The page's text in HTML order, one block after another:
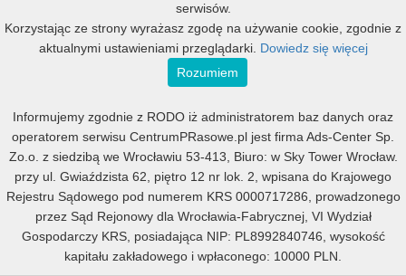
Mondial Assistance pomoże swoim klientom
posiadającym auta elektryczne, gdy wyczerpie
[ czytaj więcej ]
Zadbaj o dobry pakiet assistance
newss
2020-05-29 11:17:00
serwisów.
Korzystając ze strony wyrażasz zgodę na używanie cookie, zgodnie z
aktualnymi ustawieniami przeglądarki. Dowiedz się więcej
Rozumiem
Informujemy zgodnie z RODO iż administratorem baz danych oraz
operatorem serwisu CentrumPRasowe.pl jest firma Ads-Center Sp.
Zo.o. z siedzibą we Wrocławiu 53-413, Biuro: w Sky Tower Wrocław.
przy ul. Gwiaździsta 62, piętro 12 nr lok. 2, wpisana do Krajowego
Rejestru Sądowego pod numerem KRS 0000717286, prowadzonego
przez Sąd Rejonowy dla Wrocławia-Fabrycznej, VI Wydział
Gospodarczy KRS, posiadająca NIP: PL8992840746, wysokość
kapitału zakładowego i wpłaconego: 10000 PLN.